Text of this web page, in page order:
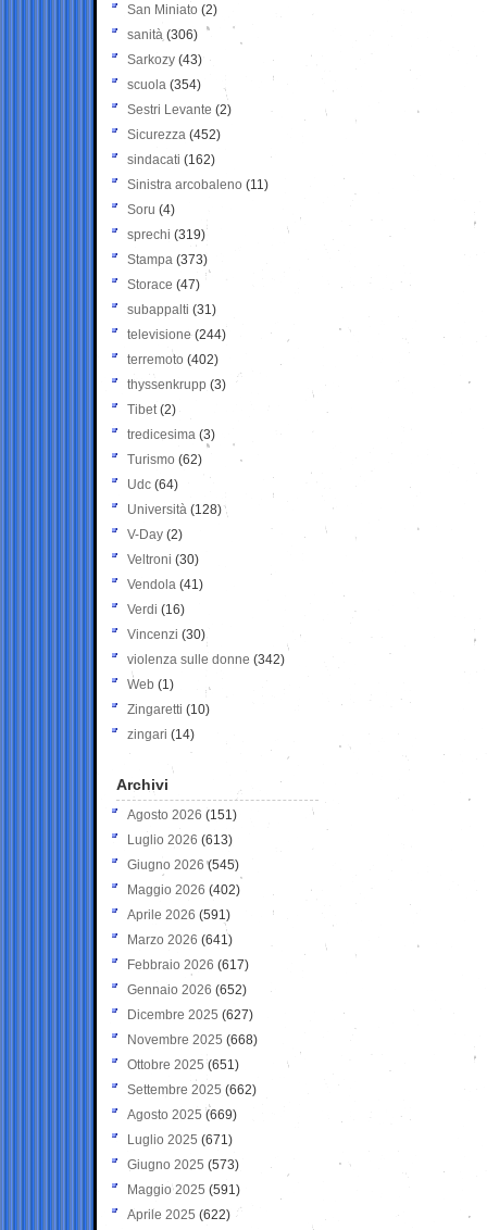
San Miniato (2)
sanità (306)
Sarkozy (43)
scuola (354)
Sestri Levante (2)
Sicurezza (452)
sindacati (162)
Sinistra arcobaleno (11)
Soru (4)
sprechi (319)
Stampa (373)
Storace (47)
subappalti (31)
televisione(244)
terremoto (402)
thyssenkrupp (3)
Tibet(2)
tredicesima (3)
Turismo (62)
Udc (64)
Università (128)
V-Day (2)
Veltroni (30)
Vendola (41)
Verdi (16)
Vincenzi (30)
violenza sulle donne (342)
Web (1)
Zingaretti (10)
zingari (14)
Archivi
Agosto 2026 (151)
Luglio 2026 (613)
Giugno 2026 (545)
Maggio 2026 (402)
Aprile 2026 (591)
Marzo 2026 (641)
Febbraio 2026 (617)
Gennaio 2026 (652)
Dicembre 2025 (627)
Novembre 2025 (668)
Ottobre 2025 (651)
Settembre 2025 (662)
Agosto 2025 (669)
Luglio 2025 (671)
Giugno 2025 (573)
Maggio 2025 (591)
Aprile 2025 (622)